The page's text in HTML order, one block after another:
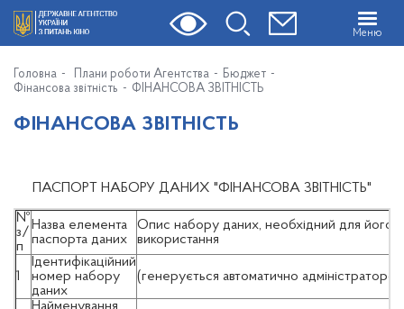
Меню
Головна Плани роботи Агентства
Бюджет
Фінансова звітність
ФІНАНСОВА ЗВІТНІСТЬ
ФІНАНСОВА ЗВІТНІСТЬ
ПАСПОРТ НАБОРУ ДАНИХ "ФІНАНСОВА ЗВІТНІСТЬ"
№
з/
п
Назва елемента
паспорта даних
Опис набору даних, необхідний для його
використання
1
Ідентифікаційний
номер набору
даних
(генерується автоматично